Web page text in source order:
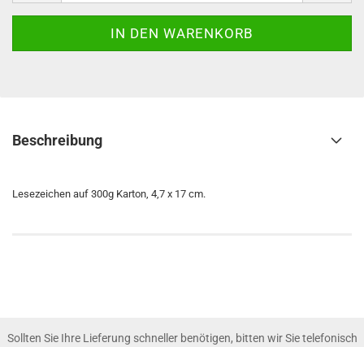
Beschreibung
Lesezeichen auf 300g Karton, 4,7 x 17 cm.
Sollten Sie Ihre Lieferung schneller benötigen, bitten wir Sie telefonisch